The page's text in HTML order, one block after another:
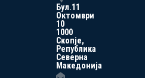
Бул.11
Октомври
10
1000
Скопје,
Република
Северна
Македонија